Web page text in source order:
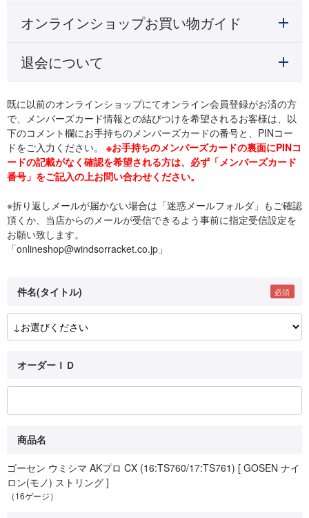
オンラインショップお買い物ガイド
退会について
既に以前のオンラインショップにてオンライン会員登録がお済の方
で、メンバーズカード情報との結びつけを希望されるお客様は、以
下のコメント欄にお手持ちのメンバーズカードの番号と、PINコー
ドをご入力ください。 ※お手持ちのメンバーズカードの裏面にPINコ
ードの記載がなく確認を希望される方は、必ず「メンバーズカード
番号」をご記入の上お問い合わせください。
※折り返しメールが届かない場合は「迷惑メールフォルダ」もご確認
頂くか、当店からのメールが受信できるよう事前に指定受信設定を
お願い致します。
「onlineshop@windsorracket.co.jp」
件名(タイトル)
オーダーＩＤ
商品名
ゴーセン ウミシマ AKプロ CX (16:TS760/17:TS761) [ GOSEN ナイ
ロン(モノ) ストリング ]
（16ゲージ）